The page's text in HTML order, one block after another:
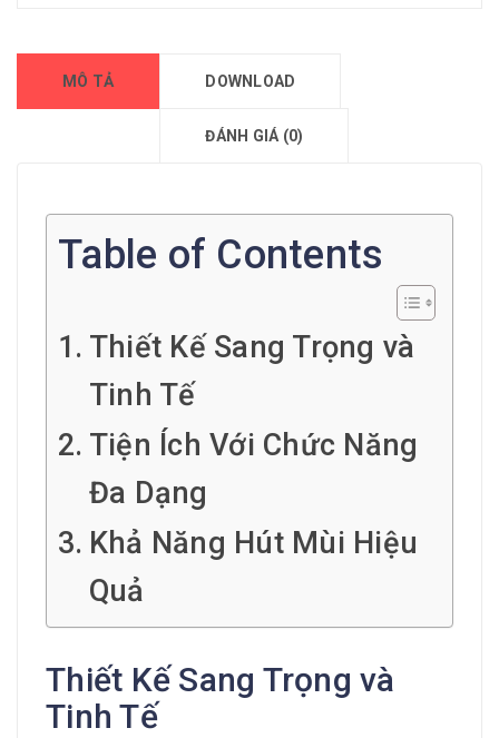
MÔ TẢ DOWNLOAD
ĐÁNH GIÁ (0)
Table of Contents
Thiết Kế Sang Trọng và
Tinh Tế
Tiện Ích Với Chức Năng
Đa Dạng
Khả Năng Hút Mùi Hiệu
Quả
Thiết Kế Sang Trọng và
Tinh Tế